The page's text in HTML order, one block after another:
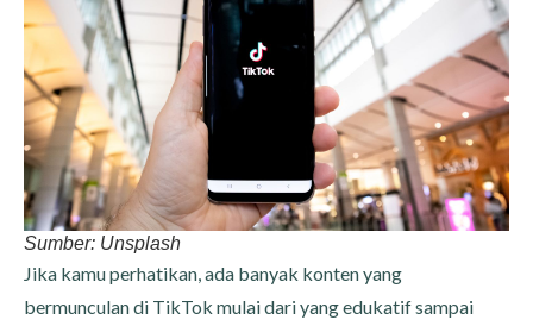
Sumber: Unsplash
Jika kamu perhatikan, ada banyak konten yang
bermunculan di TikTok mulai dari yang edukatif sampai